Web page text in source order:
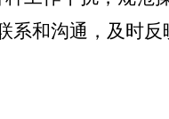
系和沟通，及时